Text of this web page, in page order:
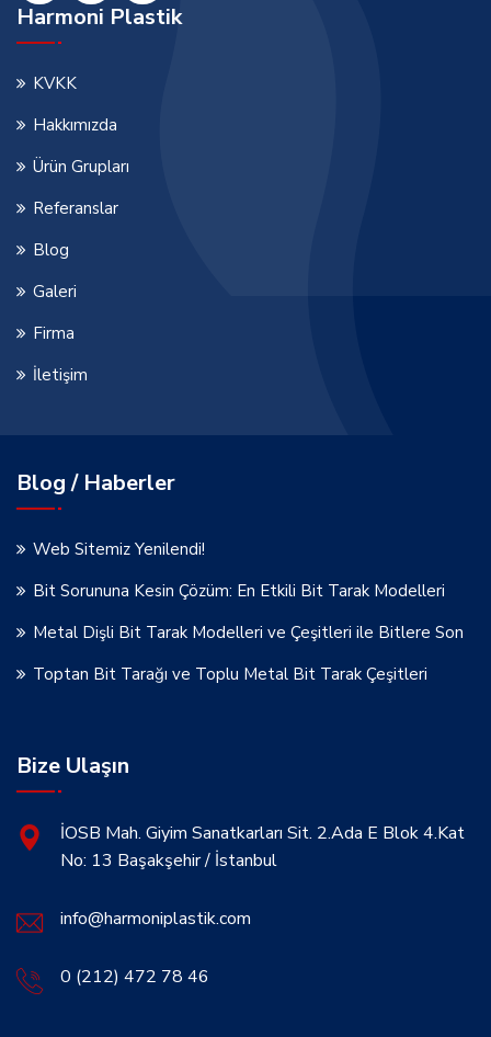
Harmoni Plastik
KVKK
Hakkımızda
Ürün Grupları
Referanslar
Blog
Galeri
Firma
İletişim
Blog / Haberler
Web Sitemiz Yenilendi!
Bit Sorununa Kesin Çözüm: En Etkili Bit Tarak Modelleri
Metal Dişli Bit Tarak Modelleri ve Çeşitleri ile Bitlere Son
Toptan Bit Tarağı ve Toplu Metal Bit Tarak Çeşitleri
Bize Ulaşın
İOSB Mah. Giyim Sanatkarları Sit. 2.Ada E Blok 4.Kat
No: 13 Başakşehir / İstanbul
info@harmoniplastik.com
0 (212) 472 78 46